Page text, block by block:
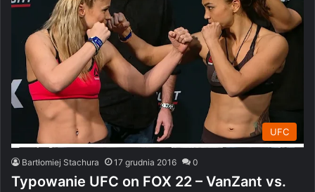
UFC
Bartłomiej Stachura 17 grudnia 2016 0
Typowanie UFC on FOX 22 – VanZant vs.